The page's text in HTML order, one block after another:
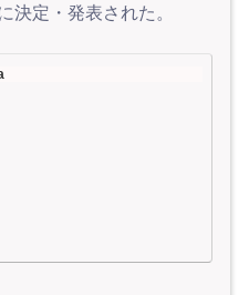
決定・発表された。